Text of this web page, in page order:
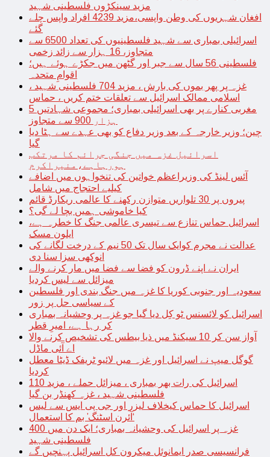
مزید سینکڑوں فلسطینی شہید
افغان شہریوں کی وطن واپسی،مزید 4239 افراد واپس چلے
گئے
اسرائیلی بمباری سے شہید فلسطینیوں کی تعداد 6500 سے
متجاوز، 16 ہزار سے زائد زخمی
فلسطینی 56 سال سے جبر اور گٹھن میں جکڑے ہوئے ہیں؛
اقوامِ متحدہ
غزہ پر پھر بموں کی بارش ، مزید 704 فلسطینی شہید ،
اسلامی ممالک اسرائیل سے تعلقات ختم کریں ، حماس
مغربی کنارے پر بھی اسرائیلی بمباری؛ مجموعی شہادتیں 5
ہزار 900 سے متجاوز
چین؛ وزیر خارجہ کے بعد وزیر دفاع کو بھی عہدے سے ہٹا دیا
گیا
اسرائیل غزہ میں جنگی جرائم کا مرتکب
ہورہاہے،منیراکرم
آئس لینڈ کی وزیراعظم خواتین کی تنخواہوں میں اضافے
کیلیے احتجاج میں شامل
پیروں پر 30 تلواریں متوازن رکھنے کا عالمی ریکارڈ قائم
کیا خاموشی ہمیں بچا لے گی؟
اسرائیل حماس تنازع سے تیسری عالمی جنگ کا خطرہ ہے،
ایلون مسک
عدالت نے مجرم کوایک سال تک 50 نیم کے درخت لگانے کی
انوکھی سزا سنا دی
ایران نے اپنے ڈرون کو فضا سے فضا میں مار کرنے والے
میزائل سے لیس کردیا
سعودیہ اور جنوبی کوریا کا غزہ میں جنگ بندی اور فلسطین
کے سیاسی حل پر زور
اسرائیل کو لائسنس ٹو کِل دیا گیا جو غزہ پر وحشیانہ بمباری
کر رہا ہے، امیرِ قطر
آواز سن کر 10 سیکنڈ میں ذیا بیطس کی تشخیص کرنے والا
اے آئی ماڈل
گوگل میپ نے اسرائیل اور غزہ میں لائیو ٹریفک ڈیٹا معطل
کردیا
اسرائیل کی رات بھر بمباری ، میزائل حملے ، مزید 110
فلسطینی شہید ، غزہ کھنڈر بن گیا
اسرائیل کا حماس کیخلاف لیزر اور جی پی ایس سے لیس
‘آئرن اسٹنگ’ بم کا استعمال
غزہ پر اسرائیل کی وحشیانہ بمباری؛ ایک دن میں 400
فلسطینی شہید
فرانسیسی صدر ایمانوئل میکرون کل اسرائیل پہنچیں گے